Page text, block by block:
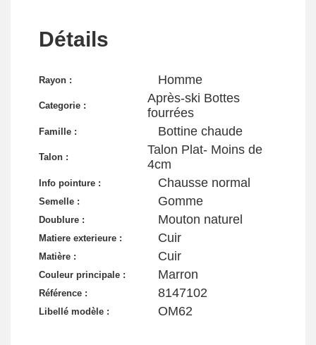
Détails
Rayon : Homme
Categorie :
Après-ski Bottes
fourrées
Famille : Bottine chaude
Talon :
Talon Plat- Moins de
4cm
Info pointure : Chausse normal
Semelle : Gomme
Doublure : Mouton naturel
Matiere exterieure : Cuir
Matière : Cuir
Couleur principale : Marron
Référence : 8147102
Libellé modèle : OM62